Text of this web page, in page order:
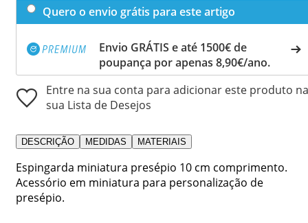
Quero o envio grátis para este artigo
Envio GRÁTIS e até 1500€ de
poupança por apenas 8,90€/ano.
Entre na sua conta para adicionar este produto na
sua Lista de Desejos
DESCRIÇÃO MEDIDAS MATERIAIS
Espingarda miniatura presépio 10 cm comprimento.
Acessório em miniatura para personalização de
presépio.